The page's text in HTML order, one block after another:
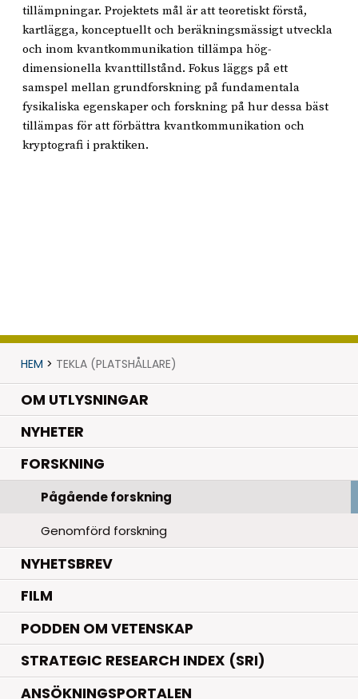
tillämpningar. Projektets mål är att teoretiskt förstå,
kartlägga, konceptuellt och beräkningsmässigt utveckla
och inom kvantkommunikation tillämpa hög-
dimensionella kvanttillstånd. Fokus läggs på ett
samspel mellan grundforskning på fundamentala
fysikaliska egenskaper och forskning på hur dessa bäst
tillämpas för att förbättra kvantkommunikation och
kryptografi i praktiken.
HEM > TEKLA (PLATSHÅLLARE)
OM UTLYSNINGAR
NYHETER.
FORSKNING.
Pågående forskning
Genomförd forskning
NYHETSBREV
FILM
PODDEN OM VETENSKAP
STRATEGIC RESEARCH INDEX (SRI)
ANSÖKNINGSPORTALEN